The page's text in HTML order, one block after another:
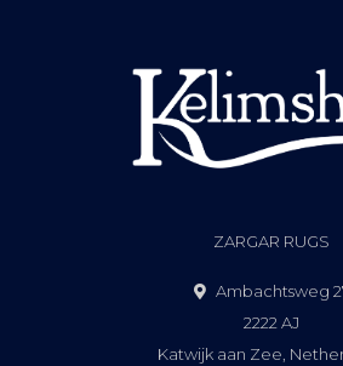
ZARGAR RUGS
Ambachtsweg
2222 AJ
Katwijk aan Zee,